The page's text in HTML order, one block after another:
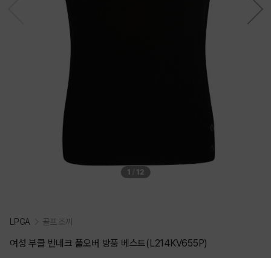
1 12
LPGA 골프 조끼
여성 부클 반네크 풀오버 방풍 베스트(L214KV655P)